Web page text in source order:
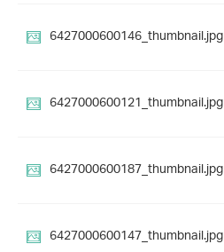
6427000600146_thumbnail.jpg
6427000600121_thumbnail.jpg
6427000600187_thumbnail.jpg
6427000600147_thumbnail.jpg